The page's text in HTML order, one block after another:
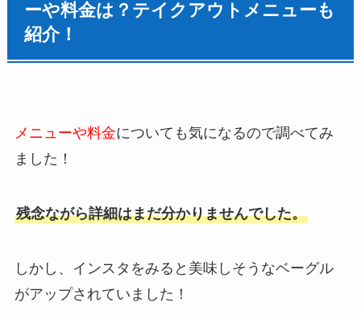
ーや料金は？テイクアウトメニューも
紹介！
メニューや料金についても気になるので調べてみ
ました！
残念ながら詳細はまだ分かりませんでした。
しかし、インスタをみると美味しそうなベーグル
がアップされていました！